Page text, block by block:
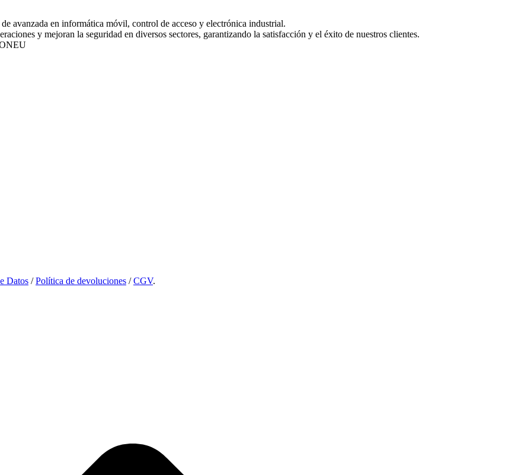
avanzada en informática móvil, control de acceso y electrónica industrial.
y mejoran la seguridad en diversos sectores, garantizando la satisfacción y el éxito de nuestros clientes.
Datos /Política de devoluciones /CGV.